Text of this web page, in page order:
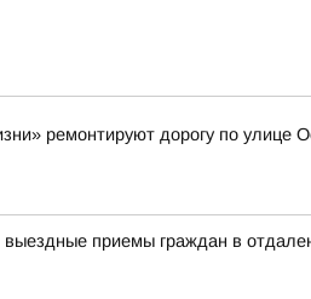
ремонтируют дорогу по улице
приемы граждан в